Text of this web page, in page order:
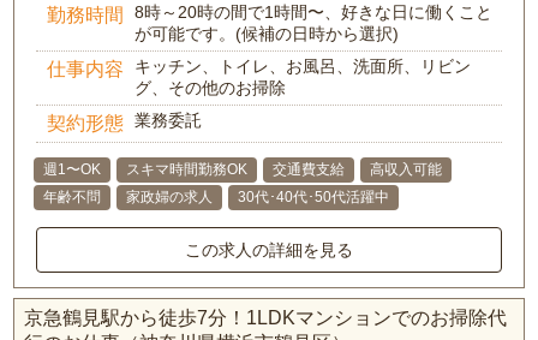
勤務時間
8時～20時の間で1時間〜、好きな日に働くこと
が可能です。(候補の日時から選択)
仕事内容
キッチン、トイレ、お風呂、洗面所、リビン
グ、その他のお掃除
契約形態 業務委託
週1〜OK スキマ時間勤務OK 交通費支給
高収入可能
年齢不問
家政婦の求人 30代･40代･50代活躍中
この求人の詳細を見る
京急鶴見駅から徒歩7分！1LDKマンションでのお掃除代